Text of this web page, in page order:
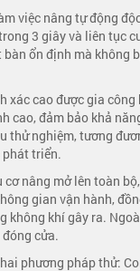
việc nâng tự động
3 giây và liên tục
ổn định mà không
xác cao được gia
cao, đảm bảo khả
thử nghiệm, tương
phát triển.
cơ nâng mở lên toàn
gian vận hành,
không khí gây ra.
cửa.
phương pháp thử: